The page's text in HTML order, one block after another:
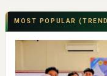
MOST POPULAR